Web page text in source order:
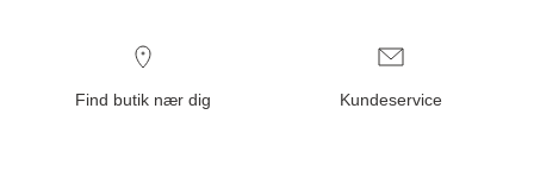
Find butik nær dig Kundeservice